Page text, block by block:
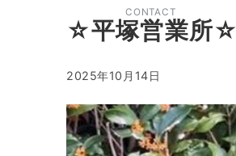
CONTACT
☆平塚営業所☆
2025年10月14日